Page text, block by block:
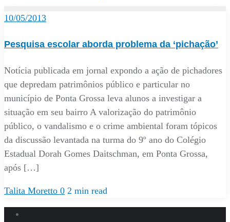
10/05/2013
Pesquisa escolar aborda problema da ‘pichação’
Notícia publicada em jornal expondo a ação de pichadores
que depredam patrimônios público e particular no
município de Ponta Grossa leva alunos a investigar a
situação em seu bairro A valorização do patrimônio
público, o vandalismo e o crime ambiental foram tópicos
da discussão levantada na turma do 9º ano do Colégio
Estadual Dorah Gomes Daitschman, em Ponta Grossa,
após […]
Talita Moretto 0 2 min read